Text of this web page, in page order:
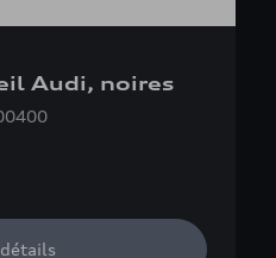
Audi, noires